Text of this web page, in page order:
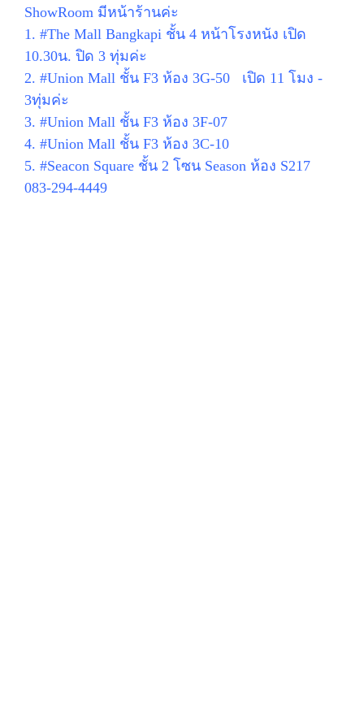
ShowRoom มีหน้าร้านค่ะ
1. #The Mall Bangkapi ชั้น 4 หน้าโรงหนัง เปิด
10.30น. ปิด 3 ทุ่มค่ะ
2. #Union Mall ชั้น F3 ห้อง 3G-50 เปิด 11 โมง -
3ทุ่มค่ะ
3. #Union Mall ชั้น F3 ห้อง 3F-07
4. #Union Mall ชั้น F3 ห้อง 3C-10
5. #Seacon Square ชั้น 2 โซน Season ห้อง S217
083-294-4449